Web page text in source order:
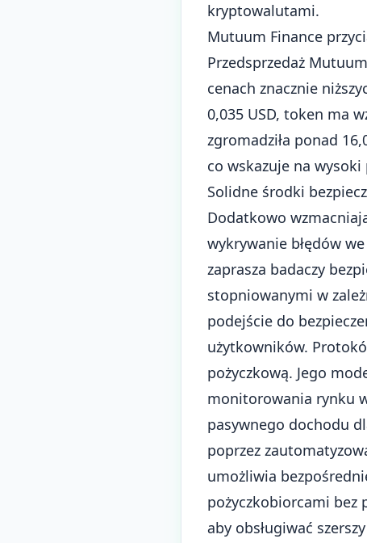
kryptowalutami.
Mutuum Finance
Przedsprzedaż
cenach znacznie
0,035 USD, token ma
zgromadziła ponad
co wskazuje na
Solidne środki
Dodatkowo
wykrywanie błędów
zaprasza badaczy
stopniowanymi w
podejście do
użytkowników.
pożyczkową. Jego
monitorowania rynku
pasywnego dochodu
poprzez
umożliwia
pożyczkobiorcami bez
aby obsługiwać